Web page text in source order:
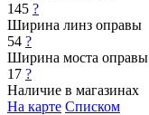
145 ?
Ширина линз оправы
54 ?
Ширина моста оправы
17 ?
Наличие в магазинах
На карте Списком